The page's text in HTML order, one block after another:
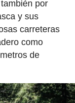
por
y sus
carreteras
como
de